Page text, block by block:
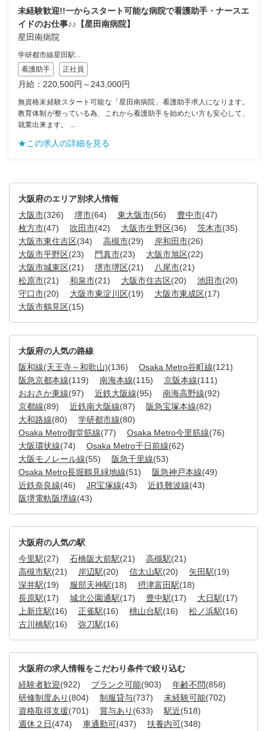
未経験歓迎!!一からスタート可能な病院で看護助手・ナースエ
イドのお仕事♪♪【星田南病院】
星田南病院
学研都市線星田駅...
看護助手
正社員
月給：220,500円～243,000円
無資格未経験スタート可能な「星田南病院」看護助手求人になります。
教育体制が整っている為、これから看護助手を始めたい方も安心して、
就業出来ます。 ...
★この求人の詳細を見る
大阪府のエリア別求人情報
大阪市(326) 堺市(64) 東大阪市(56) 豊中市(47)
枚方市(47) 吹田市(42) 大阪市生野区(36) 茨木市(35)
大阪市東住吉区(34) 高槻市(29) 岸和田市(26)
大阪市平野区(23) 門真市(23) 大阪市旭区(22)
大阪市城東区(21) 堺市堺区(21) 八尾市(21)
松原市(21) 和泉市(21) 大阪市住吉区(20) 池田市(20)
守口市(20) 大阪市東淀川区(19) 大阪市東成区(17)
大阪市鶴見区(15)
大阪府の人気の路線
阪和線(天王寺～和歌山)(136) Osaka Metro谷町線(121)
阪急京都本線(119) 南海本線(115) 京阪本線(111)
おおさか東線(97) 近鉄大阪線(95) 南海高野線(92)
京都線(89) 近鉄南大阪線(87) 阪急宝塚本線(82)
大和路線(80) 学研都市線(80)
Osaka Metro御堂筋線(77) Osaka Metro今里筋線(76)
大阪環状線(74) Osaka Metro千日前線(62)
大阪モノレール線(55) 阪急千里線(53)
Osaka Metro長堀鶴見緑地線(51) 阪急神戸本線(49)
近鉄奈良線(46) JR宝塚線(43) 近鉄難波線(43)
阪堺電軌阪堺線(43)
大阪府の人気の駅
今里駅(27) 石橋阪大前駅(21) 高槻駅(21)
高槻市駅(21) 岸辺駅(20) 信太山駅(20) 矢田駅(19)
深井駅(19) 服部天神駅(18) 摂津富田駅(18)
長原駅(17) 城北公園通駅(17) 豊中駅(17) 大日駅(17)
上新庄駅(16) 正雀駅(16) 桃山台駅(16) 松ノ浜駅(16)
古川橋駅(16) 弥刀駅(16)
大阪府の求人情報をこだわり条件で絞り込む
経験者歓迎(922) ブランク可能(903) 年齢不問(858)
研修制度あり (804) 制服貸与(737) 未経験可能(702)
資格取得支援(701) 賞与あり (633) 駅近(518)
週休２日(474) 車通勤可(437) 扶養内可(348)